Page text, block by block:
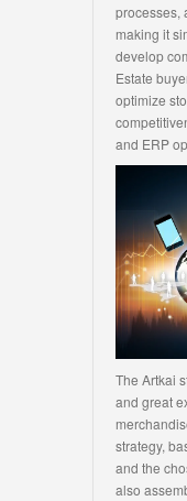
processes,
making it
develop
Estate
optimize
and ERP
The Artkai
and great
strategy,
and the
also